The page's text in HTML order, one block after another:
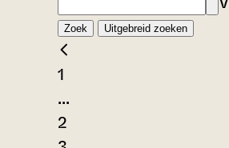
Zoek Uitgebreid zoeken
1
...
2